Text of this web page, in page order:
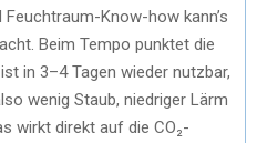
Know-how kann’s
Beim Tempo punktet die
in 3–4 Tagen wieder nutzbar,
wenig Staub, niedriger Lärm
wirkt direkt auf die CO₂-